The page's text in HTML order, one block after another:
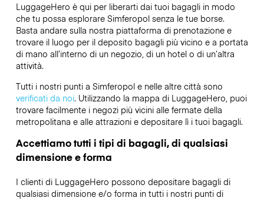
LuggageHero è qui per liberarti dai tuoi bagagli in modo
che tu possa esplorare Simferopol senza le tue borse.
Basta andare sulla nostra piattaforma di prenotazione e
trovare il luogo per il deposito bagagli più vicino e a portata
di mano all’interno di un negozio, di un hotel o di un’altra
attività.
Tutti i nostri punti a Simferopol e nelle altre città sono
verificati da noi. Utilizzando la mappa di LuggageHero, puoi
trovare facilmente i negozi più vicini alle fermate della
metropolitana e alle attrazioni e depositare lì i tuoi bagagli.
Accettiamo tutti i tipi di bagagli, di qualsiasi
dimensione e forma
I clienti di LuggageHero possono depositare bagagli di
qualsiasi dimensione e/o forma in tutti i nostri punti di